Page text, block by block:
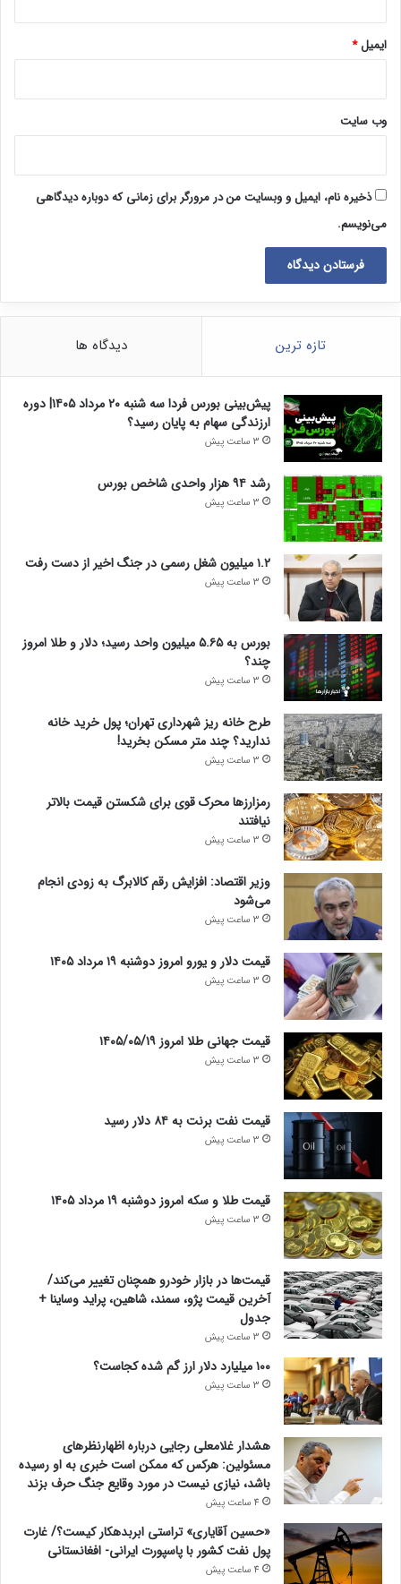
ایمیل*
وب‌ سایت
ذخیره نام، ایمیل و وبسایت من در مرورگر برای زمانی که دوباره دیدگاهی
می‌نویسم.
تازه ترین دیدگاه ها
پیش‌بینی بورس فردا سه شنبه ۲۰ مرداد ۱۴۰۵| دوره
ارزندگی سهام به پایان رسید؟
3 ساعت پیش
رشد ۹۴ هزار واحدی شاخص بورس
3 ساعت پیش
۱.۲ میلیون شغل رسمی در جنگ اخیر از دست رفت
3 ساعت پیش
بورس به ۵.۶۵ میلیون واحد رسید؛ دلار و طلا امروز
چند؟
3 ساعت پیش
طرح خانه ریز شهرداری تهران؛ پول خرید خانه
ندارید؟ چند متر مسکن بخرید!
3 ساعت پیش
رمزارز‌ها محرک قوی برای شکستن قیمت بالاتر
نیافتند
3 ساعت پیش
وزیر اقتصاد: افزایش رقم کالابرگ به زودی انجام
می‌شود
3 ساعت پیش
قیمت دلار و یورو امروز دوشنبه ۱۹ مرداد ۱۴۰۵
3 ساعت پیش
قیمت جهانی طلا امروز ۱۴۰۵/۰۵/۱۹
3 ساعت پیش
قیمت نفت برنت به ۸۴ دلار رسید
3 ساعت پیش
قیمت طلا و سکه امروز دوشنبه ۱۹ مرداد ۱۴۰۵
3 ساعت پیش
قیمت‌ها در بازار خودرو همچنان تغییر می‌کند/
آخرین قیمت پژو، سمند، شاهین، پراید وساینا +
جدول
3 ساعت پیش
۱۰۰ میلیارد دلار ارز گم شده کجاست؟
3 ساعت پیش
هشدار غلامعلی رجایی درباره اظهارنظرهای
مسئولین: هرکس که ممکن است خبری به او رسیده
باشد، نیازی نیست در مورد وقایع جنگ حرف بزند
4 ساعت پیش
«حسین آقایاری» تراستی ابربدهکار کیست؟/ غارت
پول نفت کشور با پاسپورت ایرانی- افغانستانی
4 ساعت پیش